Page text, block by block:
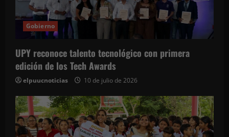
Gobierno
UPY reconoce talento tecnológico con primera
edición de los Tech Awards
elpuucnoticias 10 de julio de 2026